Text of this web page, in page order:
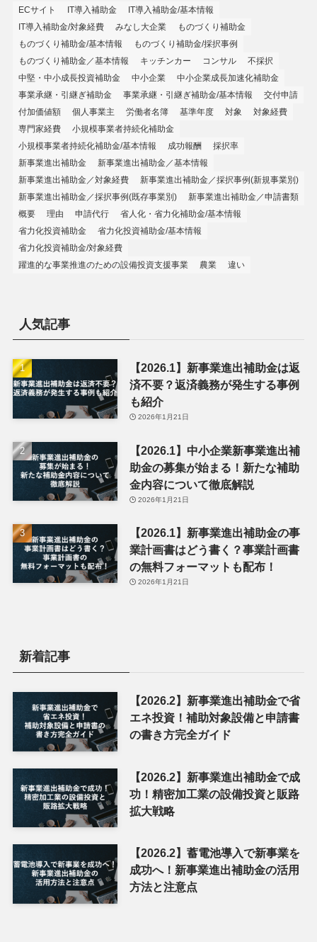
ECサイト IT導入補助金
IT導入補助金/基本情報
IT導入補助金/対象経費
みなし大企業
ものづくり補助金
ものづくり補助金/基本情報
ものづくり補助金/採択事例
ものづくり補助金／基本情報
キッチンカー コンサル
不採択
中堅・中小成長投資補助金
中小企業
中小企業成長加速化補助金
事業承継・引継ぎ補助金
事業承継・引継ぎ補助金/基本情報
交付申請
付加価値額
個人事業主 労働者名簿 基準年度 対象
対象経費
専門家経費
小規模事業者持続化補助金
小規模事業者持続化補助金/基本情報
成功報酬
採択率
新事業進出補助金
新事業進出補助金／基本情報
新事業進出補助金／対象経費
新事業進出補助金／採択事例(新規事業別)
新事業進出補助金／採択事例(既存事業別)
新事業進出補助金／申請書類
概要
理由 申請代行
省人化・省力化補助金/基本情報
省力化投資補助金
省力化投資補助金/基本情報
省力化投資補助金/対象経費
躍進的な事業推進のための設備投資支援事業
農業 違い
人気記事
【2026.1】新事業進出補助金は返
済不要？返済義務が発生する事例
も紹介
2026年1月21日
【2026.1】中小企業新事業進出補
助金の募集が始まる！新たな補助
金内容について徹底解説
2026年1月21日
【2026.1】新事業進出補助金の事
業計画書はどう書く？事業計画書
の無料フォーマットも配布！
2026年1月21日
新着記事
【2026.2】新事業進出補助金で省
エネ投資！補助対象設備と申請書
の書き方完全ガイド
【2026.2】新事業進出補助金で成
功！精密加工業の設備投資と販路
拡大戦略
【2026.2】蓄電池導入で新事業を
成功へ！新事業進出補助金の活用
方法と注意点